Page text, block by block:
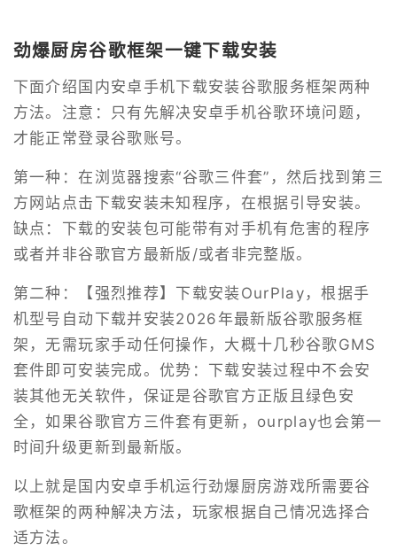
劲爆厨房谷歌框架一键下载安装
下面介绍国内安卓手机下载安装谷歌服务框架两种
方法。注意：只有先解决安卓手机谷歌环境问题，
才能正常登录谷歌账号。
第一种：在浏览器搜索“谷歌三件套”，然后找到第三
方网站点击下载安装未知程序，在根据引导安装。
缺点：下载的安装包可能带有对手机有危害的程序
或者并非谷歌官方最新版/或者非完整版。
第二种：【强烈推荐】下载安装OurPlay，根据手
机型号自动下载并安装2026年最新版谷歌服务框
架，无需玩家手动任何操作，大概十几秒谷歌GMS
套件即可安装完成。优势：下载安装过程中不会安
装其他无关软件，保证是谷歌官方正版且绿色安
全，如果谷歌官方三件套有更新，ourplay也会第一
时间升级更新到最新版。
以上就是国内安卓手机运行劲爆厨房游戏所需要谷
歌框架的两种解决方法，玩家根据自己情况选择合
适方法。